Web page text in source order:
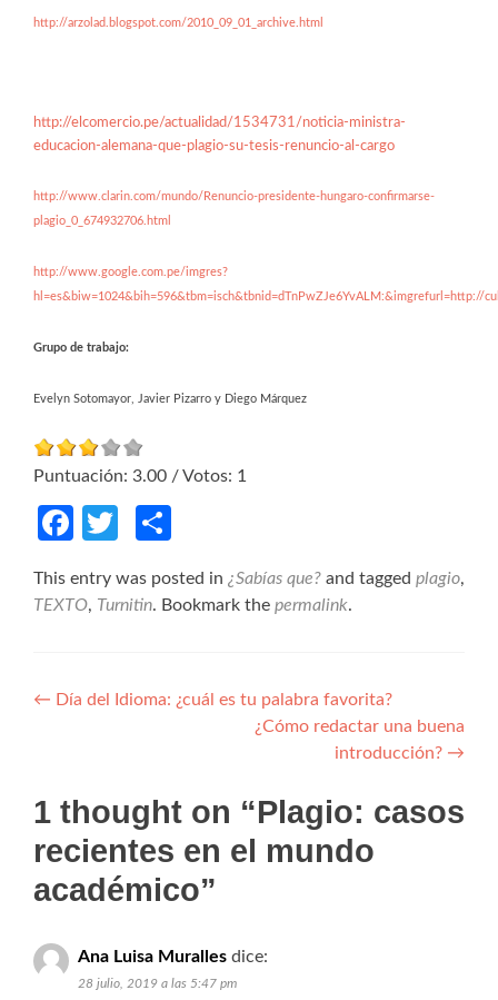
http://arzolad.blogspot.com/2010_09_01_archive.html
http://elcomercio.pe/actualidad/1534731/noticia-ministra-
educacion-alemana-que-plagio-su-tesis-renuncio-al-cargo
http://www.clarin.com/mundo/Renuncio-presidente-hungaro-confirmarse-
plagio_0_674932706.html
http://www.google.com.pe/imgres?
hl=es&biw=1024&bih=596&tbm=isch&tbnid=dTnPwZJe6YvALM:&imgrefurl=http://
Grupo de trabajo:
Evelyn Sotomayor, Javier Pizarro y Diego Márquez
Puntuación: 3.00 / Votos: 1
Facebook
Twitter
This entry was posted in ¿Sabías que? and tagged plagio,
TEXTO, Turnitin. Bookmark the permalink.
Navegación de entradas
← Día del Idioma: ¿cuál es tu palabra favorita?
¿Cómo redactar una buena
introducción? →
1 thought on “Plagio: casos
recientes en el mundo
académico”
Ana Luisa Muralles dice:
28 julio, 2019 a las 5:47 pm